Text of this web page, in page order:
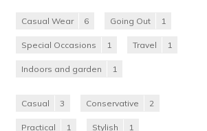
Casual Wear 6 Going Out 1
Special Occasions 1 Travel 1
Indoors and garden 1
Casual 3 Conservative 2
Practical 1 Stylish 1